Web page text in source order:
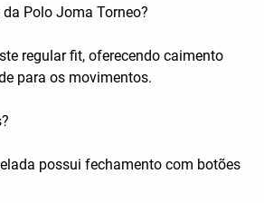
Polo Joma Torneo?
regular fit, oferecendo caimento
para os movimentos.
possui fechamento com botões